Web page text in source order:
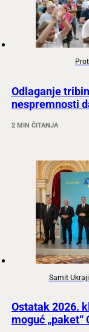
Odlaganje
nespremnosti
2 MIN ČITANJA
Samit
Ostatak 2026.
moguć „paket“